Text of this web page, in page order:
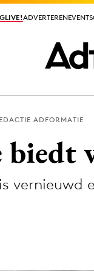
ADVERTERENEVENTS
ADVERTERENEVENTS
ADFORMATIE
biedt
vernieuwd